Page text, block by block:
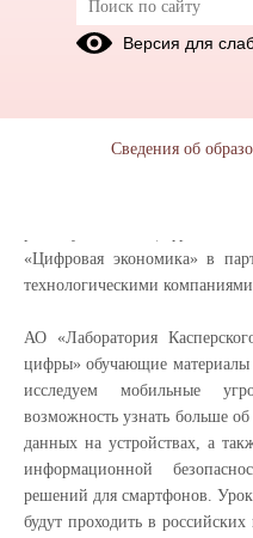
АО
расскажет
безопасность
Всероссийский
«Цифровая экономика» в
технологическими
АО «Лаборатория
цифры» обучающие материалы
исследуем мобильные
возможность узнать больше
данных на устройствах, а
информационной
решений для смартфонов.
будут проходить в
Версия для
Сведения об